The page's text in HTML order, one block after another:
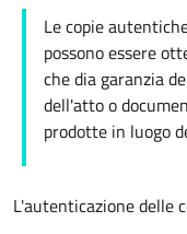
Le copie
possono essere
che dia garanzia
dell'atto o
prodotte in luogo
L'autenticazione delle